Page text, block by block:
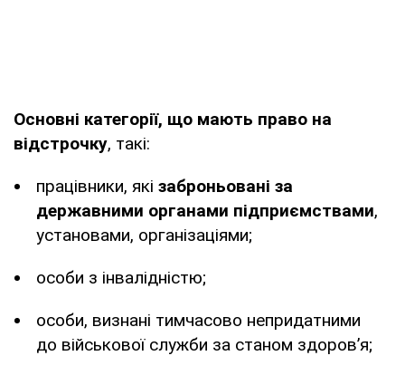
Основні категорії, що мають право на
відстрочку, такі:
працівники, які заброньовані за
державними органами підприємствами,
установами, організаціями;
особи з інвалідністю;
особи, визнані тимчасово непридатними
до військової служби за станом здоров’я;